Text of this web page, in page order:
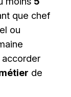
que chef
ou
accorder
de